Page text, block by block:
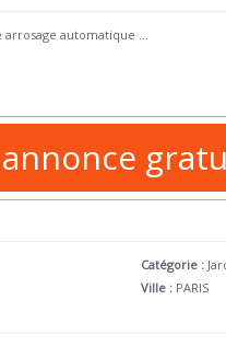
arrosage automatique
Catégorie :
Ville : PARIS